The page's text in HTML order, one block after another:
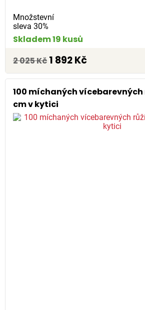
Množstevní
sleva 30%
Skladem 19 kusů
2 025 Kč 1 892 Kč
100 míchaných vícebarevných
cm v kytici